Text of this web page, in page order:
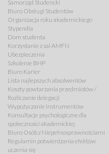
Samorząd Studencki
Biuro Obsługi Studentów
Organizacja roku akademickiego
Stypendia
Dom studenta
Korzystanie z sal AMFN
Ubezpieczenia
Szkolenie BHP
Biuro Karier
Lista najlepszych absolwentów
Koszty powtarzania przedmiotów /
Rozliczanie delegacji
Wypożyczanie instrumentów
Konsultacje psychologiczne dla
społeczności akademickiej
Biuro Osób z Niepełnosprawnościami
Regulamin potwierdzania efektów
uczenia się